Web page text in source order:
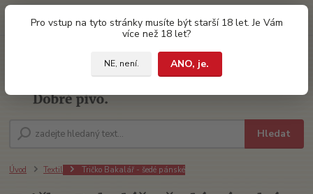
Pro vstup na tyto stránky musíte být starší 18 let. Je Vám
více než 18 let?
NE, není.
ANO, je.
Hledat
za0 Kč
Úvod Textil Tričko Bakalář - šedé pánské